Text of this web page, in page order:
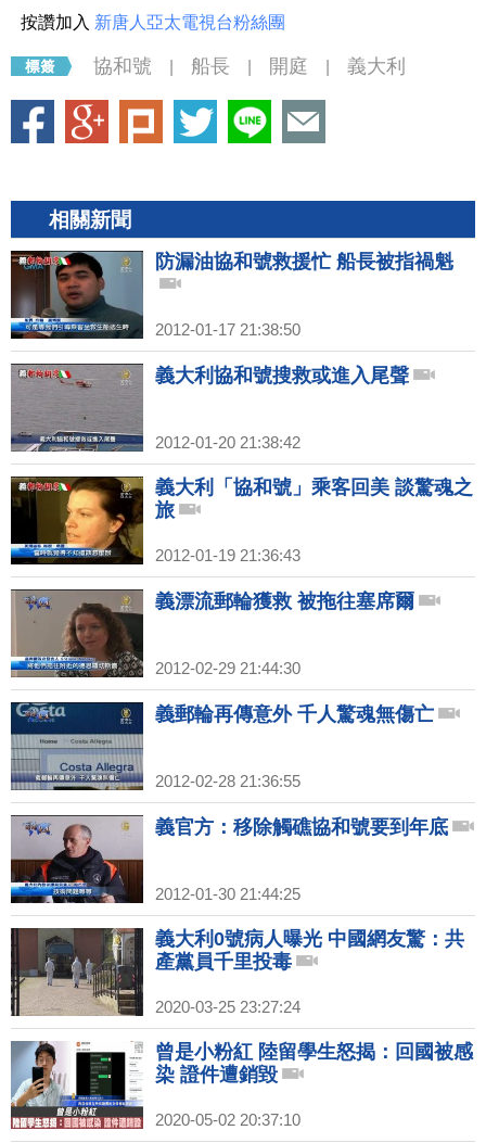
按讚加入 新唐人亞太電視台粉絲團
協和號 船長 開庭 義大利
相關新聞
防漏油協和號救援忙 船長被指禍魁
2012-01-17 21:38:50
義大利協和號搜救或進入尾聲
2012-01-20 21:38:42
義大利「協和號」乘客回美 談驚魂之
旅
2012-01-19 21:36:43
義漂流郵輪獲救 被拖往塞席爾
2012-02-29 21:44:30
義郵輪再傳意外 千人驚魂無傷亡
2012-02-28 21:36:55
義官方：移除觸礁協和號要到年底
2012-01-30 21:44:25
義大利0號病人曝光 中國網友驚：共
產黨員千里投毒
2020-03-25 23:27:24
曾是小粉紅 陸留學生怒揭：回國被感
染 證件遭銷毀
2020-05-02 20:37:10